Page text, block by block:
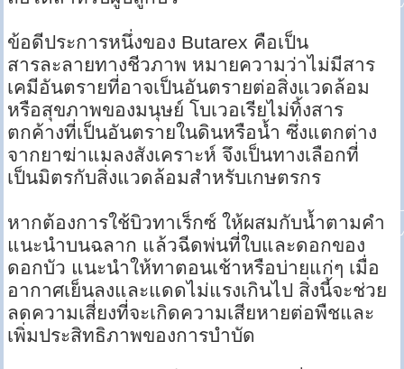
ข้อดีประการหนึ่งของ Butarex คือเป็น
สารละลายทางชีวภาพ หมายความว่าไม่มีสาร
เคมีอันตรายที่อาจเป็นอันตรายต่อสิ่งแวดล้อม
หรือสุขภาพของมนุษย์ โบเวอเรียไม่ทิ้งสาร
ตกค้างที่เป็นอันตรายในดินหรือน้ำ ซึ่งแตกต่าง
จากยาฆ่าแมลงสังเคราะห์ จึงเป็นทางเลือกที่
เป็นมิตรกับสิ่งแวดล้อมสำหรับเกษตรกร
หากต้องการใช้บิวทาเร็กซ์ ให้ผสมกับน้ำตามคำ
แนะนำบนฉลาก แล้วฉีดพ่นที่ใบและดอกของ
ดอกบัว แนะนำให้ทาตอนเช้าหรือบ่ายแก่ๆ เมื่อ
อากาศเย็นลงและแดดไม่แรงเกินไป สิ่งนี้จะช่วย
ลดความเสี่ยงที่จะเกิดความเสียหายต่อพืชและ
เพิ่มประสิทธิภาพของการบำบัด